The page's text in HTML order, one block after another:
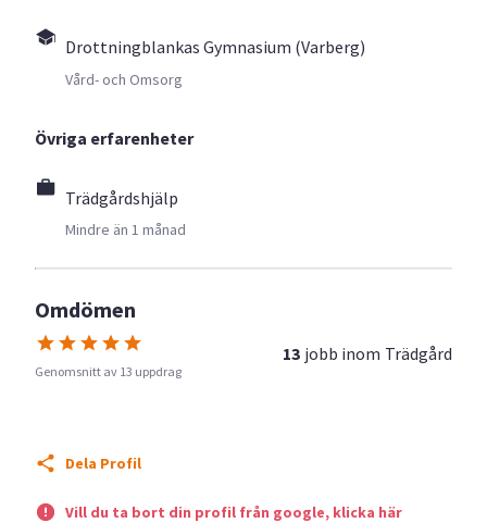
Drottningblankas Gymnasium (Varberg)
Vård- och Omsorg
Övriga erfarenheter
Trädgårdshjälp
Mindre än 1 månad
Omdömen
Genomsnitt av 13 uppdrag
13 jobb inom Trädgård
Dela Profil
Vill du ta bort din profil från google, klicka här